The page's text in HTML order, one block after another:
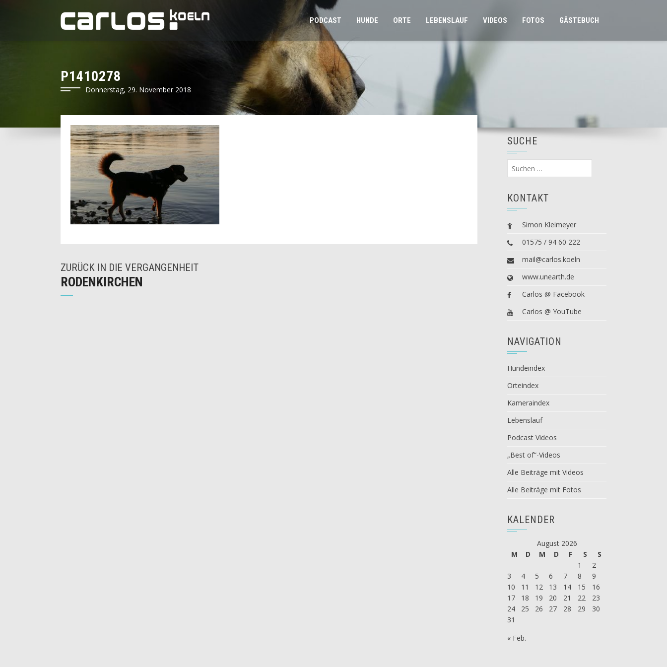
PODCAST HUNDE ORTE LEBENSLAUF VIDEOS FOTOS GÄSTEBUCH
P1410278
Donnerstag, 29. November 2018
ZURÜCK IN DIE VERGANGENHEIT
RODENKIRCHEN
SUCHE
Suchen
nach:
KONTAKT
Simon Kleimeyer
01575 / 94 60 222
mail@carlos.koeln
www.unearth.de
Carlos @ Facebook
Carlos @ YouTube
NAVIGATION
Hundeindex
Orteindex
Kameraindex
Lebenslauf
Podcast Videos
„Best of“-Videos
Alle Beiträge mit Videos
Alle Beiträge mit Fotos
KALENDER
August 2026
M
D M D F S
S
1
2
3
4 5 6 7 8
9
10
11 12 13 14 15
16
17
18 19 20 21 22
23
24
25 26 27 28 29
30
31
« Feb.